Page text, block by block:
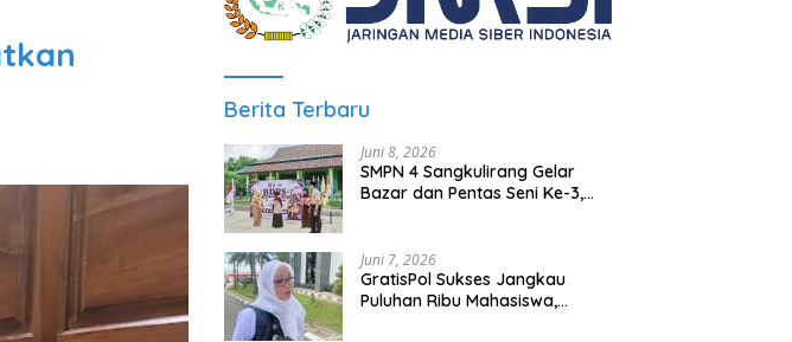
Berita Terbaru
Juni 8, 2026
SMPN 4 Sangkulirang Gelar
Bazar dan Pentas Seni Ke-3,
Juni 7, 2026
GratisPol Sukses Jangkau
Puluhan Ribu Mahasiswa,